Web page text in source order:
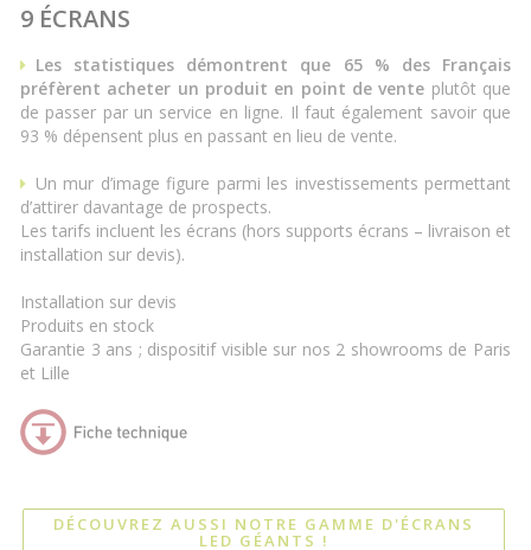
9 ÉCRANS
Les statistiques démontrent que 65 % des Français
préfèrent acheter un ​produit en point de vente plutôt que
de passer par un service en ligne. Il faut également savoir que
93 % dépensent plus en passant en lieu de vente.
Un ​mur d’image figure parmi les investissements permettant
d’attirer davantage de prospects.
Les tarifs incluent les écrans (hors supports écrans – livraison et
installation sur devis).
Installation sur devis
Produits en stock
Garantie 3 ans ; dispositif visible sur nos 2 showrooms de Paris
et Lille
DÉCOUVREZ AUSSI NOTRE GAMME D'ÉCRANS
LED GÉANTS !